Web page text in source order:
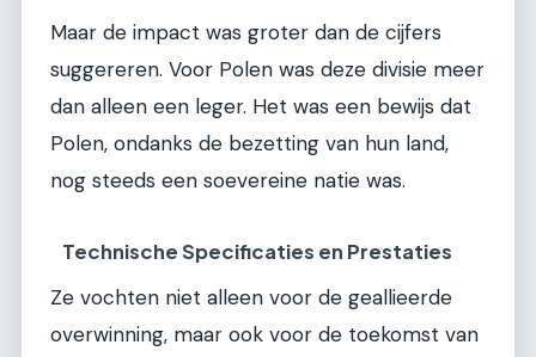
Maar de impact was groter dan de cijfers
suggereren. Voor Polen was deze divisie meer
dan alleen een leger. Het was een bewijs dat
Polen, ondanks de bezetting van hun land,
nog steeds een soevereine natie was.
Technische Specificaties en Prestaties
Ze vochten niet alleen voor de geallieerde
overwinning, maar ook voor de toekomst van